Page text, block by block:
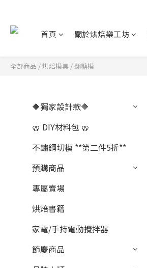
首頁 關於烘焙樂工坊
全部商品 /烘焙模具 /翻糖模
🔶獨家設計款🔶
🥨 DIY材料包 🥨
不鏽鋼切模 **第二件5折**
預購商品
專屬賣場
烘焙書籍
家電/手持電動攪拌器
節慶商品